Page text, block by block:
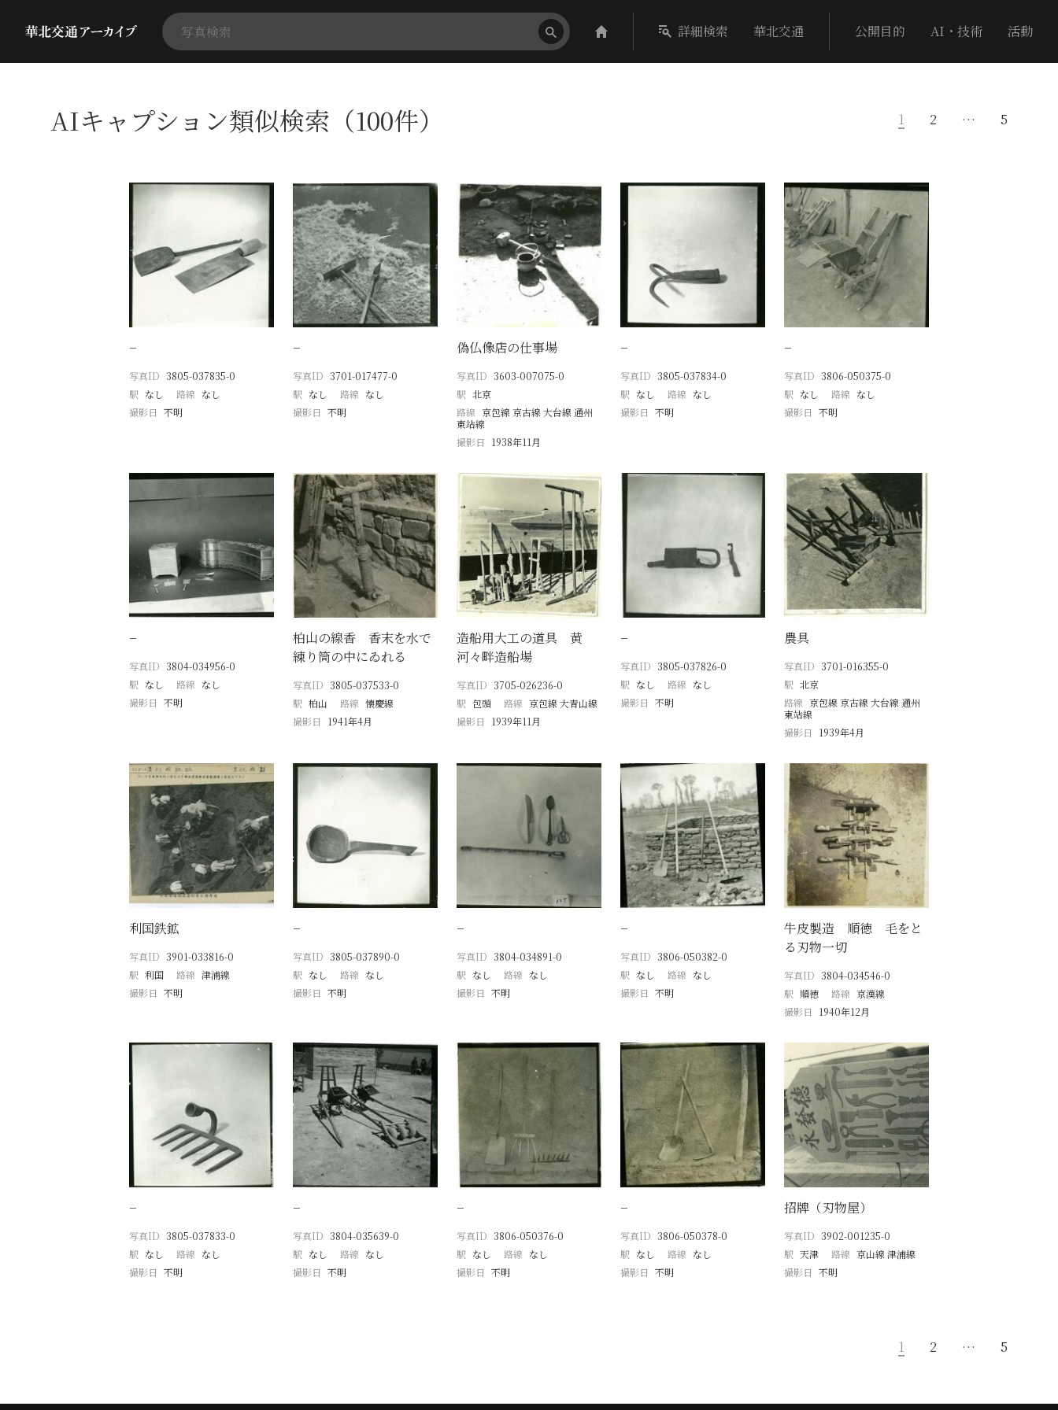
詳細検索 華北交通 公開目的 AI・技術 活動
AIキャプション類似検索（100件） 1 2 … 5
−
写真ID 3805-037835-0
駅 なし 路線 なし
撮影日 不明
−
写真ID 3701-017477-0
駅 なし 路線 なし
撮影日 不明
偽仏像店の仕事場
写真ID 3603-007075-0
駅 北京
路線 京包線 京古線 大台線 通州
東站線
撮影日
1938年11月
−
写真ID 3805-037834-0
駅 なし 路線 なし
撮影日 不明
−
写真ID 3806-050375-0
駅 なし 路線 なし
撮影日 不明
−
写真ID 3804-034956-0
駅 なし 路線 なし
撮影日 不明
柏山の線香 香末を水で
練り筒の中にゐれる
写真ID 3805-037533-0
駅 柏山 路線 懐慶線
撮影日
1941年4月
造船用大工の道具 黄
河々畔造船場
写真ID 3705-026236-0
駅 包頭 路線 京包線 大青山線
撮影日
1939年11月
−
写真ID 3805-037826-0
駅 なし 路線 なし
撮影日 不明
農具
写真ID 3701-016355-0
駅 北京
路線 京包線 京古線 大台線 通州
東站線
撮影日
1939年4月
利国鉄鉱
写真ID 3901-033816-0
駅 利国 路線 津浦線
撮影日 不明
−
写真ID 3805-037890-0
駅 なし 路線 なし
撮影日 不明
−
写真ID 3804-034891-0
駅 なし 路線 なし
撮影日 不明
−
写真ID 3806-050382-0
駅 なし 路線 なし
撮影日 不明
牛皮製造 順徳 毛をと
る刃物一切
写真ID 3804-034546-0
駅 順徳 路線 京漢線
撮影日
1940年12月
−
写真ID 3805-037833-0
駅 なし 路線 なし
撮影日 不明
−
写真ID 3804-035639-0
駅 なし 路線 なし
撮影日 不明
−
写真ID 3806-050376-0
駅 なし 路線 なし
撮影日 不明
−
写真ID 3806-050378-0
駅 なし 路線 なし
撮影日 不明
招牌（刃物屋）
写真ID 3902-001235-0
駅 天津 路線 京山線 津浦線
撮影日 不明
1 2 … 5